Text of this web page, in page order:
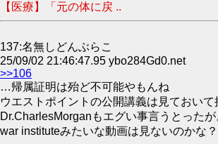
【医療】「元の体に戻 ..
137:名無しどんぶらこ
25/09/02 21:46:47.95 ybo284Gd0.net
>>106
…帰属証明は殆ど不可能やもんね
ウエストポイントの公開講義は見ておいて
Dr.CharlesMorganもエグい事言うとった
war instituteみたいな動画は見ないのかな？